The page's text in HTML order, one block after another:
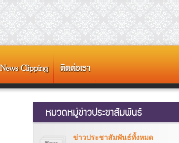
ข่าวประชาสัมพันธ์ทั้งหมด